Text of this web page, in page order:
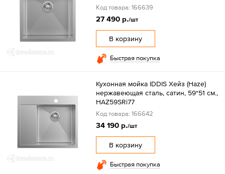
Код товара: 166639
27 490 р./шт
В корзину
Быстрая покупка
Кухонная мойка IDDIS Хейз (Haze)
нержавеющая сталь, сатин, 59*51 см.,
HAZ59SRi77
Код товара: 166642
34 190 р./шт
В корзину
Быстрая покупка